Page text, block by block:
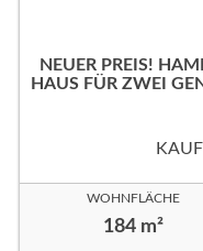
NEUER PREIS!
HAUS FÜR ZWEI
WOHNFLÄCHE
184 m²